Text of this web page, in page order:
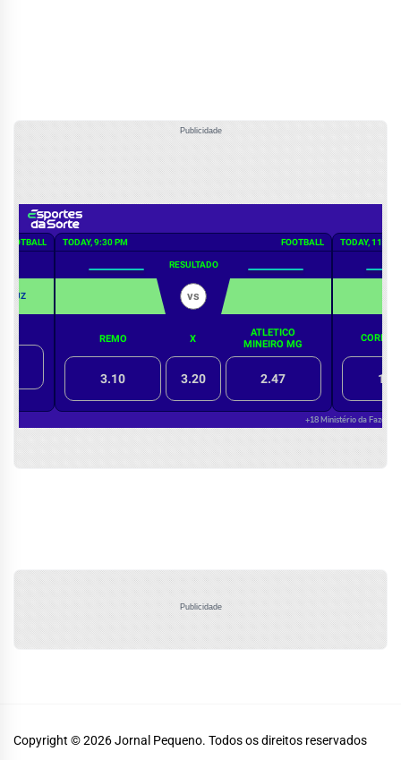
Publicidade
Publicidade
Copyright © 2026Jornal Pequeno. Todos os direitos reservados